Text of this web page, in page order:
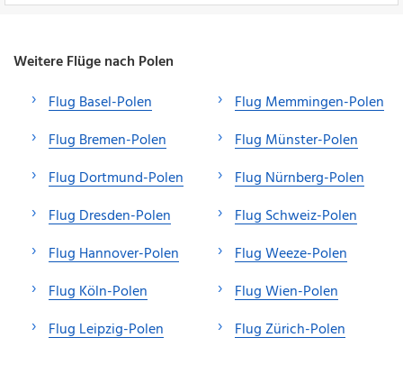
Weitere Flüge nach Polen
Flug Basel-Polen
Flug Bremen-Polen
Flug Dortmund-Polen
Flug Dresden-Polen
Flug Hannover-Polen
Flug Köln-Polen
Flug Leipzig-Polen
Flug Memmingen-Polen
Flug Münster-Polen
Flug Nürnberg-Polen
Flug Schweiz-Polen
Flug Weeze-Polen
Flug Wien-Polen
Flug Zürich-Polen